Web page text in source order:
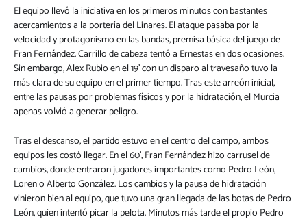
El equipo llevó la iniciativa en los primeros minutos con bastantes
acercamientos a la portería del Linares. El ataque pasaba por la
velocidad y protagonismo en las bandas, premisa básica del juego de
Fran Fernández. Carrillo de cabeza tentó a Ernestas en dos ocasiones.
Sin embargo, Alex Rubio en el 19’ con un disparo al travesaño tuvo la
más clara de su equipo en el primer tiempo. Tras este arreón inicial,
entre las pausas por problemas físicos y por la hidratación, el Murcia
apenas volvió a generar peligro.
Tras el descanso, el partido estuvo en el centro del campo, ambos
equipos les costó llegar. En el 60’, Fran Fernández hizo carrusel de
cambios, donde entraron jugadores importantes como Pedro León,
Loren o Alberto González. Los cambios y la pausa de hidratación
vinieron bien al equipo, que tuvo una gran llegada de las botas de Pedro
León, quien intentó picar la pelota. Minutos más tarde el propio Pedro